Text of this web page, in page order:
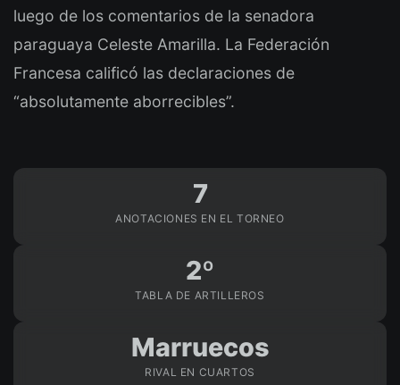
luego de los comentarios de la senadora
paraguaya Celeste Amarilla. La Federación
Francesa calificó las declaraciones de
“absolutamente aborrecibles”.
7
ANOTACIONES EN EL TORNEO
2º
TABLA DE ARTILLEROS
Marruecos
RIVAL EN CUARTOS